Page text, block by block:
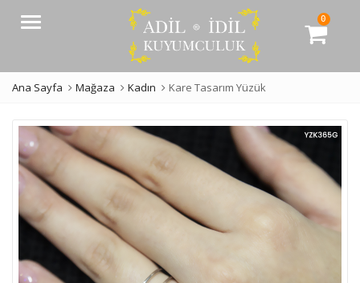
Menü 0
Ana Sayfa Mağaza Kadın Kare Tasarım Yüzük